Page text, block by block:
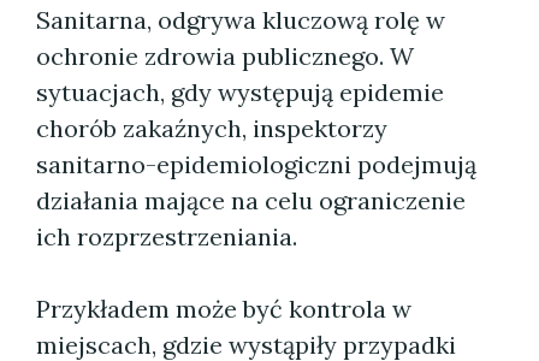
Sanitarna, odgrywa kluczową rolę w
ochronie zdrowia publicznego. W
sytuacjach, gdy występują epidemie
chorób zakaźnych, inspektorzy
sanitarno-epidemiologiczni podejmują
działania mające na celu ograniczenie
ich rozprzestrzeniania.
Przykładem może być kontrola w
miejscach, gdzie wystąpiły przypadki